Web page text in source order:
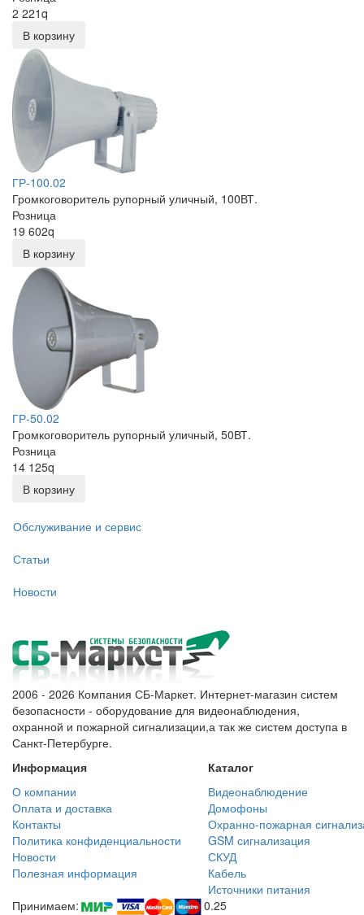
2 221q
В корзину
ГР-100.02
Громкоговоритель рупорный уличный, 100ВТ.
Розница
19 602q
В корзину
ГР-50.02
Громкоговоритель рупорный уличный, 50ВТ.
Розница
14 125q
В корзину
Обслуживание и сервис
Статьи
Новости
2006 - 2026 Компания СБ-Маркет. Интернет-магазин систем
безопасности - оборудование для видеонаблюдения,
охранной и пожарной сигнализации,а так же систем доступа в
Санкт-Петербурге.
Информация
Каталог
О компании
Видеонаблюдение
Оплата и доставка
Домофоны
Контакты
Охранно-пожарная
Политика конфиденциальности
GSM сигнализация
Новости
СКУД
Полезная информация
Кабель
Источники питания
Принимаем:
0.25